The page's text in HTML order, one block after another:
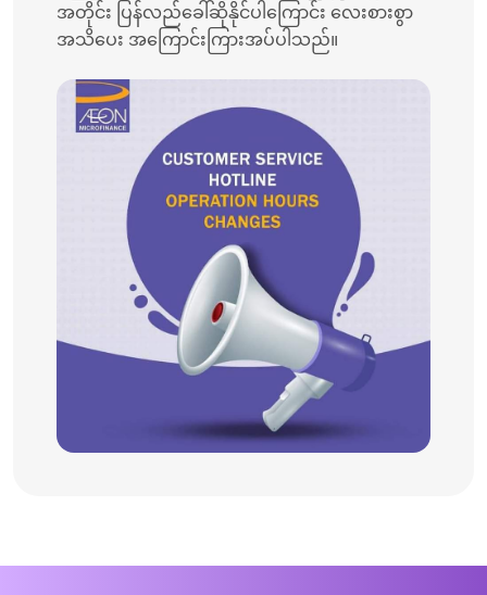
အတိုင်း ပြန်လည်ခေါ်ဆိုနိုင်ပါကြောင်း လေးစားစွာ
အသိပေး အကြောင်းကြားအပ်ပါသည်။